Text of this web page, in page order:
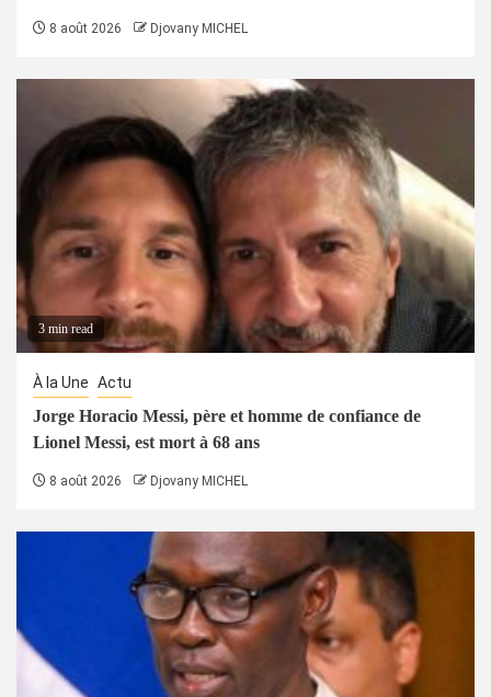
8 août 2026 Djovany MICHEL
3 min read
À la Une Actu
Jorge Horacio Messi, père et homme de confiance de
Lionel Messi, est mort à 68 ans
8 août 2026 Djovany MICHEL